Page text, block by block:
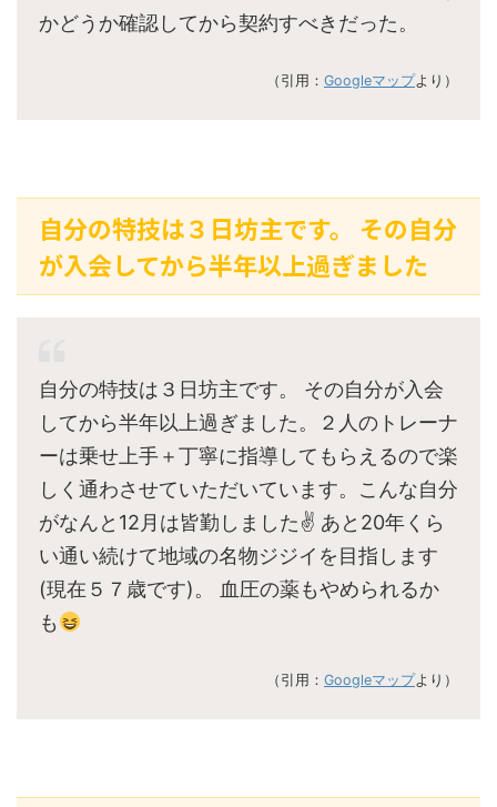
かどうか確認してから契約すべきだった。
（引用： Googleマップより）
自分の特技は３日坊主です。 その自分
が入会してから半年以上過ぎました
自分の特技は３日坊主です。 その自分が入会
してから半年以上過ぎました。２人のトレーナ
ーは乗せ上手＋丁寧に指導してもらえるので楽
しく通わさせていただいています。こんな自分
がなんと12月は皆勤しました✌ あと20年くら
い通い続けて地域の名物ジジイを目指します
(現在５７歳です)。 血圧の薬もやめられるか
も
（引用： Googleマップより）